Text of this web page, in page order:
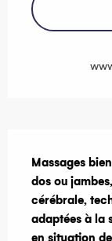
Massages
dos ou
cérébrale,
adaptées à la
en situation